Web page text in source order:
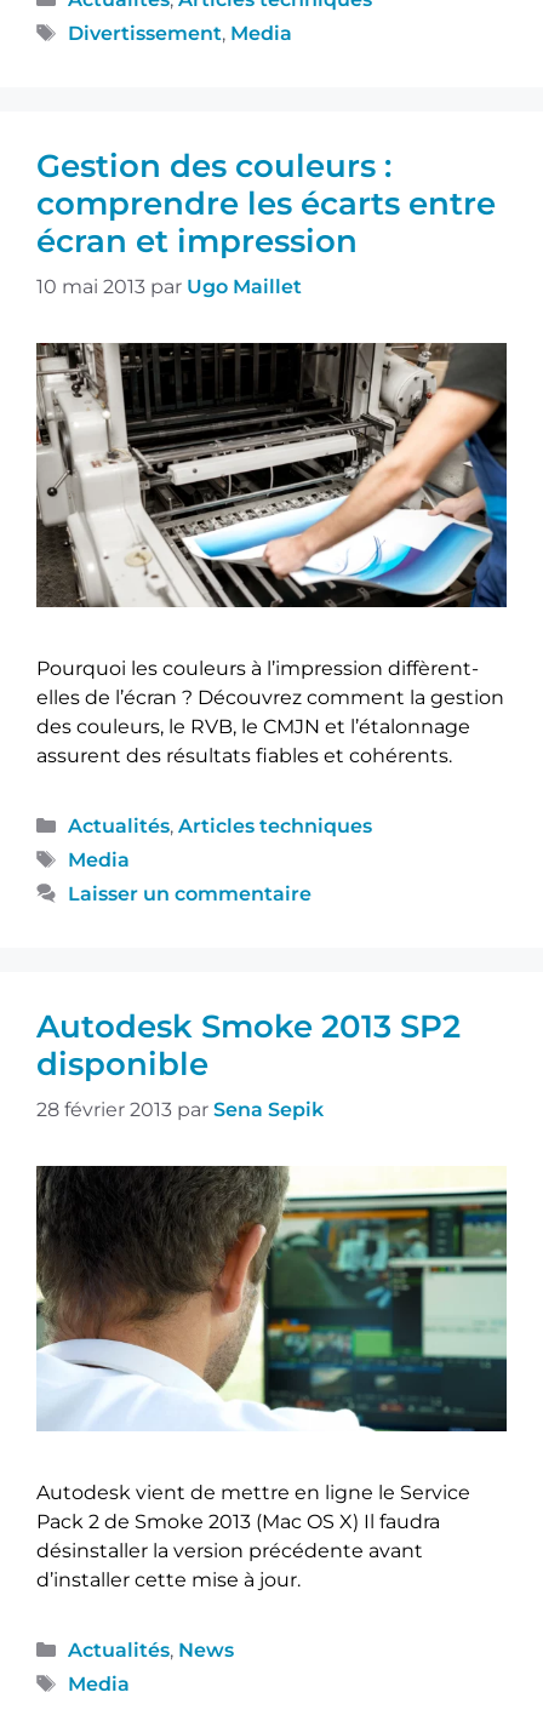
Divertissement, Media
Gestion des couleurs :
comprendre les écarts entre
écran et impression
10 mai 2013 par Ugo Maillet
Pourquoi les couleurs à l’impression diffèrent-
elles de l’écran ? Découvrez comment la gestion
des couleurs, le RVB, le CMJN et l’étalonnage
assurent des résultats fiables et cohérents.
Actualités, Articles techniques
Media
Laisser un commentaire
Autodesk Smoke 2013 SP2
disponible
28 février 2013 par Sena Sepik
Autodesk vient de mettre en ligne le Service
Pack 2 de Smoke 2013 (Mac OS X) Il faudra
désinstaller la version précédente avant
d’installer cette mise à jour.
Actualités, News
Media